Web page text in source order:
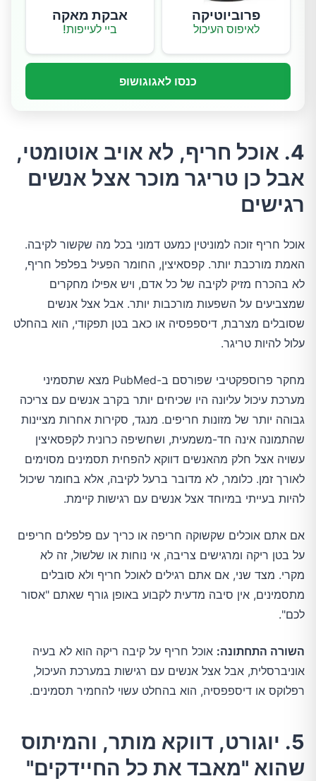
פרוביוטיקה
לאיפוס העיכול
אבקת מאקה
ביי לעייפות!
כנסו לאגוגושופ
4. אוכל חריף, לא אויב אוטומטי,
אבל כן טריגר מוכר אצל אנשים
רגישים
אוכל חריף זוכה למוניטין כמעט דמוני בכל מה שקשור לקיבה.
האמת מורכבת יותר. קפסאיצין, החומר הפעיל בפלפל חריף,
לא בהכרח מזיק לקיבה של כל אדם, ויש אפילו מחקרים
שמצביעים על השפעות מורכבות יותר. אבל אצל אנשים
שסובלים מצרבת, דיספפסיה או כאב בטן תפקודי, הוא בהחלט
עלול להיות טריגר.
מחקר פרוספקטיבי שפורסם ב-PubMed מצא שתסמיני
מערכת עיכול עליונה היו שכיחים יותר בקרב אנשים עם צריכה
גבוהה יותר של מזונות חריפים. מנגד, סקירות אחרות מציינות
שהתמונה אינה חד-משמעית, ושחשיפה כרונית לקפסאיצין
עשויה אצל חלק מהאנשים דווקא להפחית תסמינים מסוימים
לאורך זמן. כלומר, לא מדובר ברעל לקיבה, אלא בחומר שיכול
להיות בעייתי במיוחד אצל אנשים עם רגישות קיימת.
אם אתם אוכלים שקשוקה חריפה או כריך עם פלפלים חריפים
על בטן ריקה ומרגישים צריבה, אי נוחות או שלשול, זה לא
מקרי. מצד שני, אם אתם רגילים לאוכל חריף ולא סובלים
מתסמינים, אין סיבה מדעית לקבוע באופן גורף שאתם "אסור
לכם".
השורה התחתונה: אוכל חריף על קיבה ריקה הוא לא בעיה
אוניברסלית, אבל אצל אנשים עם רגישות במערכת העיכול,
רפלוקס או דיספפסיה, הוא בהחלט עשוי להחמיר תסמינים.
5. יוגורט, דווקא מותר, והמיתוס
שהוא "מאבד את כל החיידקים"